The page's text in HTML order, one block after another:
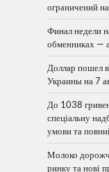
ограничений
Финал недели
обменниках —
Доллар пошел
Украины на 7
До 1038
спеціальну
умови та
Молоко
ринку та нові